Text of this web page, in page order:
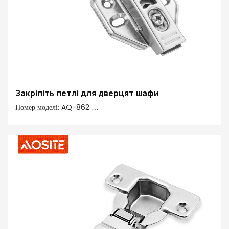
Закріпіть петлі для дверцят шафи
Номер моделі: AQ-862
Кут розкриття: 110°
Діаметр чашки петлі: 35 мм
Основний матеріал: холоднокатана сталь